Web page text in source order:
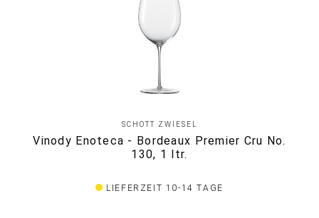
SCHOTT ZWIESEL
Vinody Enoteca - Bordeaux Premier Cru No.
130, 1 ltr.
LIEFERZEIT 10-14 TAGE